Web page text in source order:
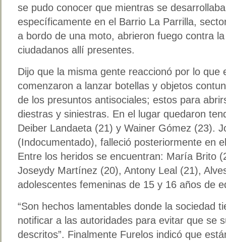
se pudo conocer que mientras se
específicamente en el Barrio La Parrilla,
a bordo de una moto, abrieron fuego contra
ciudadanos allí presentes.
Dijo que la misma gente reaccionó por lo que
comenzaron a lanzar botellas y objetos
de los presuntos antisociales; estos para
diestras y siniestras. En el lugar quedaron
Deiber Landaeta (21) y Wainer Gómez (23).
(Indocumentado), falleció posteriormente en
Entre los heridos se encuentran: María Brito
Joseydy Martínez (20), Antony Leal (21),
adolescentes femeninas de 15 y 16 años de
“Son hechos lamentables donde la sociedad
notificar a las autoridades para evitar que se
descritos”. Finalmente Furelos indicó que